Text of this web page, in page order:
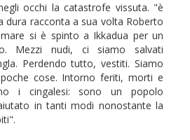
occhi la catastrofe vissuta. "è
dura racconta a sua volta Roberto
si è spinto a Ikkadua per un
Mezzi nudi, ci siamo salvati
Perdendo tutto, vestiti. Siamo
cose. Intorno feriti, morti e
i cingalesi: sono un popolo
in tanti modi nonostante la